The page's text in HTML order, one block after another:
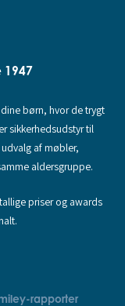
1947
børn, hvor de trygt
sikkerhedsudstyr til
af møbler,
aldersgruppe.
priser og awards
rapporter